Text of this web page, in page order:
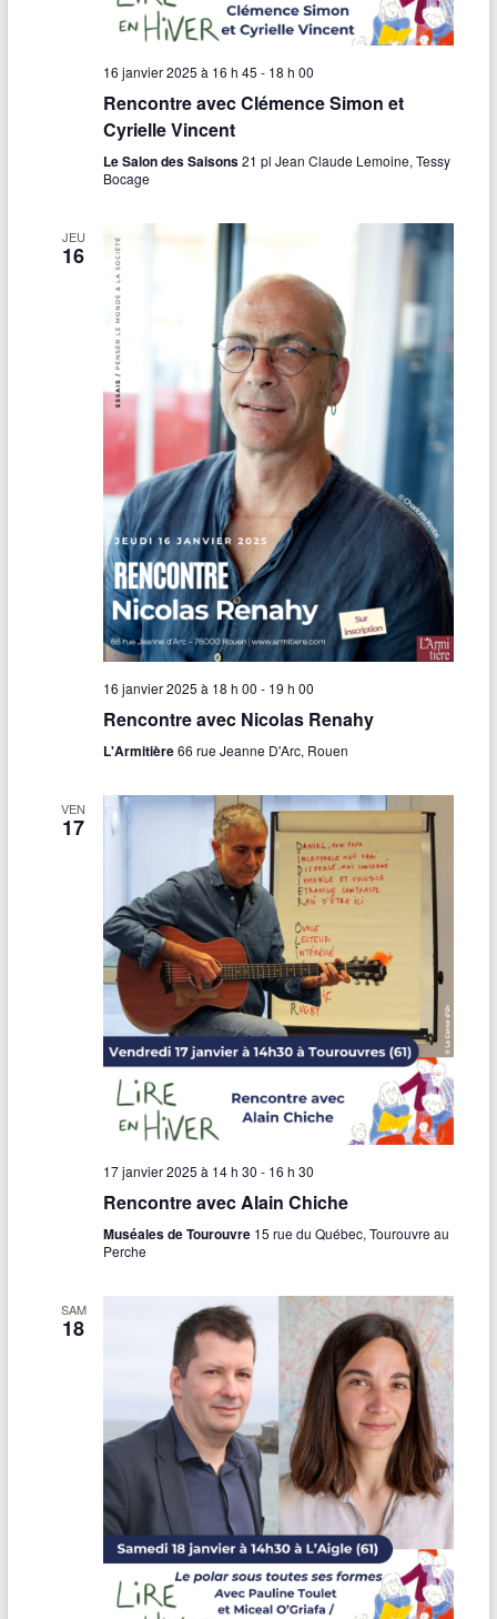
16 janvier 2025 à 16 h 45 - 18 h 00
Rencontre avec Clémence Simon et
Cyrielle Vincent
Le Salon des Saisons21 pl Jean Claude Lemoine, Tessy
Bocage
JEU
16
16 janvier 2025 à 18 h 00 - 19 h 00
Rencontre avec Nicolas Renahy
L'Armitière66 rue Jeanne D'Arc, Rouen
VEN
17
17 janvier 2025 à 14 h 30 - 16 h 30
Rencontre avec Alain Chiche
Muséales de Tourouvre 15 rue du Québec, Tourouvre au
Perche
SAM
18